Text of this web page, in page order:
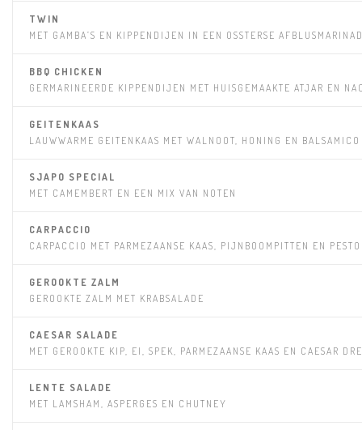
TWIN
MET GAMBA’S EN KIPPENDIJEN IN EEN OSSTERSE
BBQ CHICKEN
GERMARINEERDE KIPPENDIJEN MET HUISGEMAAKTE ATJAR EN
GEITENKAAS
LAUWWARME GEITENKAAS MET WALNOOT, HONING EN
SJAPO SPECIAL
MET CAMEMBERT EN EEN MIX VAN NOTEN
CARPACCIO
CARPACCIO MET PARMEZAANSE KAAS, PIJNBOOMPITTEN EN
GEROOKTE ZALM
GEROOKTE ZALM MET KRABSALADE
CAESAR SALADE
MET GEROOKTE KIP, EI, SPEK, PARMEZAANSE KAAS EN CAESAR
LENTE SALADE
MET LAMSHAM, ASPERGES EN CHUTNEY